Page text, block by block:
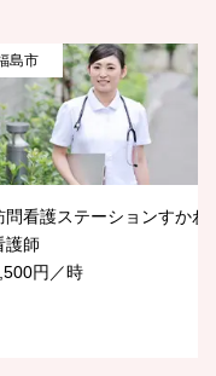
島市
問看護ステーションすかわ
護師
円／時